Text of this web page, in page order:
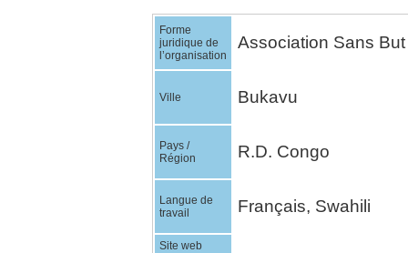
Forme
juridique de
l’organisation
Association Sans
Ville Bukavu
Pays /
Région
R.D. Congo
Langue de
travail
Français, Swahili
Site web